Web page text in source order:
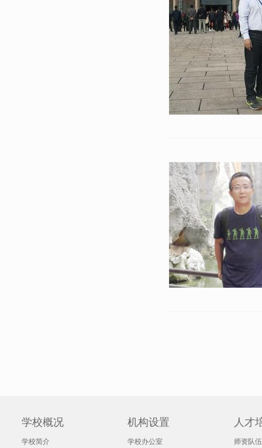
学校概况
学校简介
机构设置
学校办公室
人才
师资队伍